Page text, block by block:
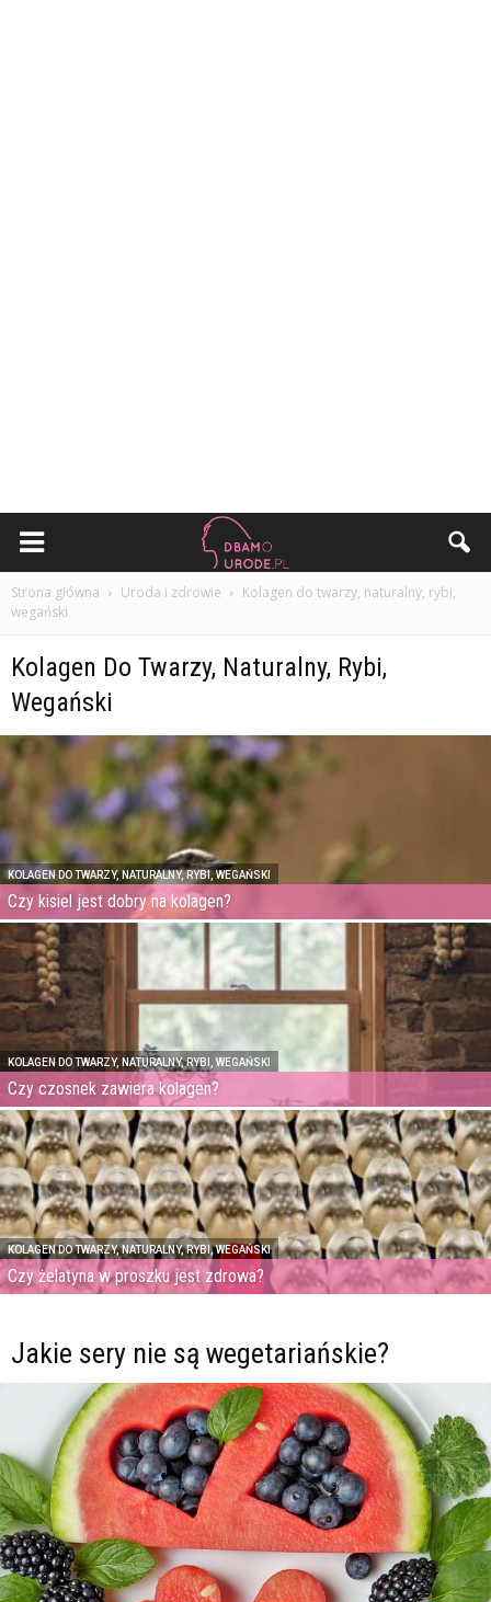
Strona główna Uroda i zdrowie
Kolagen do twarzy, naturalny, rybi,
wegański
Kolagen Do Twarzy, Naturalny, Rybi,
Wegański
KOLAGEN DO TWARZY, NATURALNY, RYBI, WEGAŃSKI
Czy kisiel jest dobry na kolagen?
KOLAGEN DO TWARZY, NATURALNY, RYBI, WEGAŃSKI
Czy czosnek zawiera kolagen?
KOLAGEN DO TWARZY, NATURALNY, RYBI, WEGAŃSKI
Czy żelatyna w proszku jest zdrowa?
Jakie sery nie są wegetariańskie?